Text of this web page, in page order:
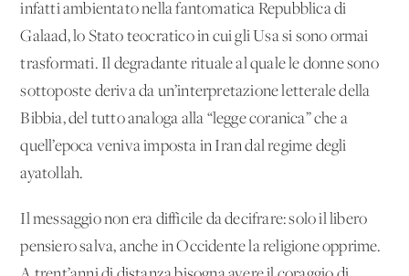
infatti ambientato nella fantomatica Repubblica di
Galaad, lo Stato teocratico in cui gli Usa si sono ormai
trasformati. Il degradante rituale al quale le donne sono
sottoposte deriva da un’interpretazione letterale della
Bibbia, del tutto analoga alla “legge coranica” che a
quell’epoca veniva imposta in Iran dal regime degli
ayatollah.
Il messaggio non era difficile da decifrare: solo il libero
pensiero salva, anche in Occidente la religione opprime.